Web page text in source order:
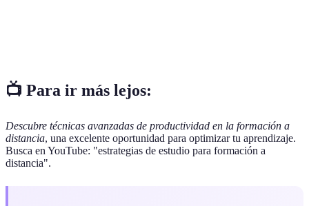
📺 Para ir más lejos:
Descubre técnicas avanzadas de productividad en la formación a
distancia, una excelente oportunidad para optimizar tu aprendizaje.
Busca en YouTube: "estrategias de estudio para formación a
distancia".